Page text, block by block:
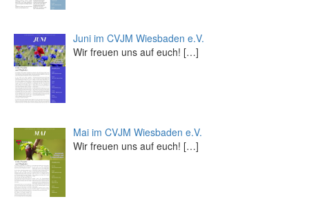
Juni im CVJM Wiesbaden e.V.
Wir freuen uns auf euch! […]
Mai im CVJM Wiesbaden e.V.
Wir freuen uns auf euch! […]